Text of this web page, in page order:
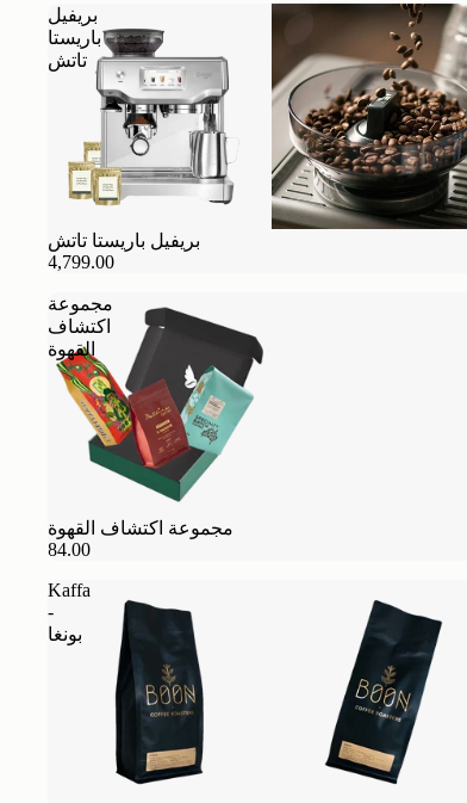
بريفيل
باريستا
تاتش
بريفيل باريستا تاتش
4,799.00
مجموعة
اكتشاف
القهوة
مجموعة اكتشاف القهوة
84.00
Kaffa
-
بونغا